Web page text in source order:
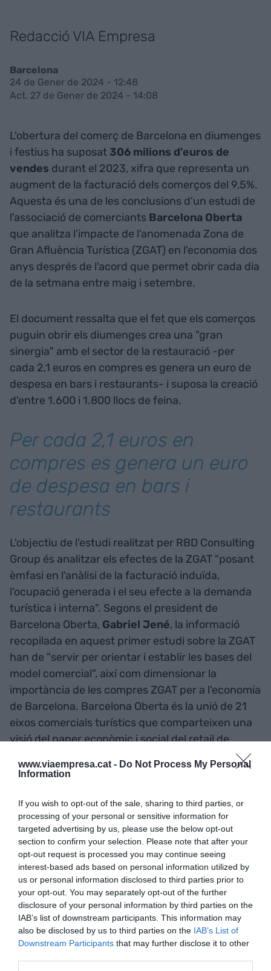
www.viaempresa.cat - Do Not Process My Personal
Information
If you wish to opt-out of the sale, sharing to third parties, or
processing of your personal or sensitive information for
targeted advertising by us, please use the below opt-out
section to confirm your selection. Please note that after your
opt-out request is processed you may continue seeing
interest-based ads based on personal information utilized by
us or personal information disclosed to third parties prior to
your opt-out. You may separately opt-out of the further
disclosure of your personal information by third parties on the
IAB’s list of downstream participants. This information may
also be disclosed by us to third parties on the IAB’s List of
Downstream Participants that may further disclose it to other
Redacció VIA Empresa
Barcelona
24 de Gener de 2024 - 12:48
Act. 27 de Gener de 2024 - 14:08
L'obertura del comerç de Barcelona en diumenges
i festius ha suposat 306 milions d'euros de
vendes durant el 2023, xifra que representa un
augment de la facturació dels comerços del 9,5%.
Aquesta és una de les conclusions d'un estudi de
l'associació de comerciants Barcelona Oberta
que analitza l'impacte de l'anomenada Zona de
Gran Afluència Turística (ZGAT) en l'economia dos
anys després de l'acord que permet obrir cada dia
de la setmana entre maig i setembre.
El document ressalta que el fet que els comerços
puguin obrir els diumenges crea una "gran
sinergia" amb el sector de la restauració -per
cada 2,1 euros en compres es genera un euro de
despesa en bars i restaurants- i suposa la creació
d'entre 1.600 i 1.800 llocs de feina.
Per cada 2,1 euros en
compres es genera un euro
de despesa en bars i
restaurants
L'objectiu de l'estudi realitzat per RBD Consulting
Group és analitzar els efectes de la ZGAT "posant
èmfasi en l'anàlisi de la facturació induïda,
l'ocupació generada i el seu efecte a la demanda
turística i interna". Segons el president de
Barcelona Oberta, Gabriel Jené, la informació
recopilada en aquest primer estudi sobre la ZGAT
han de "servir per orientar i establir les bases del
model comercial", així com dimensionar la
importància de les compres ZGAT per a l'economia
de Barcelona. Barcelona Oberta és la unió de 21
eixos comercials turístics que comparteixen una
visió del paper econòmic i social del retail de
proximitat, i representen el turisme de compres.
Qui compra en diumenge?
Pel que fa a la despesa en compres, la mitjana és
de86 euros, sent de 112 euros en els turistes i de
57 euros en els residents, una diferència que
obeeix “al tipus de producte adquirit, on el turista
eminentment compra productes no quotidians,
mentre que en el cas dels residents hi ha més
presència de producte quotidià al seu tiquet de
compra”.